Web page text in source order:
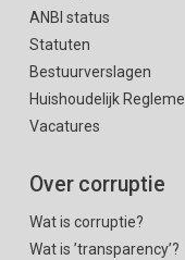
ANBI status
Statuten
Bestuurverslagen
Huishoudelijk
Vacatures
Over corruptie
Wat is corruptie?
Wat is ’transparency’?